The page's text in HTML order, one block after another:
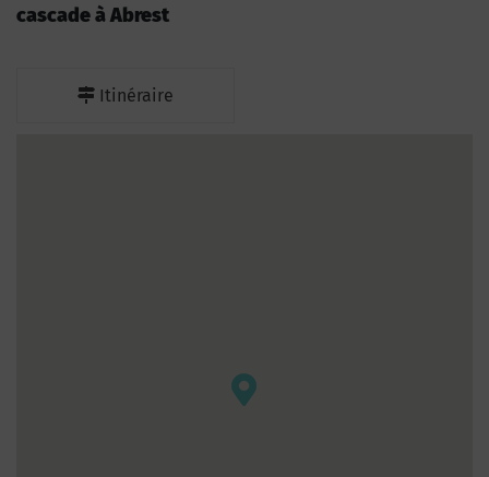
cascade à Abrest
Itinéraire